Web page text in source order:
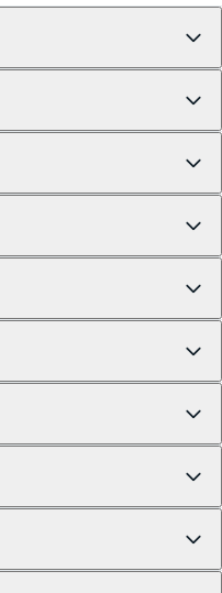
（ルジェン